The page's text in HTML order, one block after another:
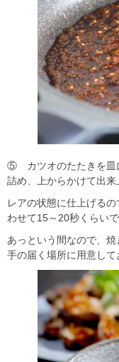
⑤ カツオのたたきを皿
詰め、上からかけて出来
レアの状態に仕上げる
わせて15～20秒くらいで
あっという間なので、焼
手の届く場所に用意して